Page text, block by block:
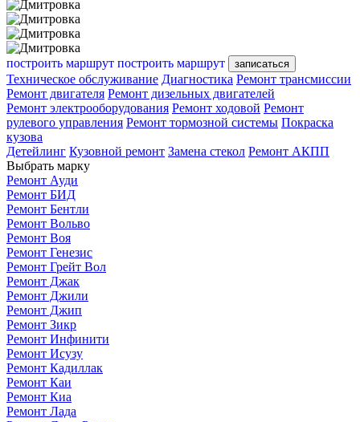
построить маршрут построить маршрут записаться
Техническое обслуживание Диагностика Ремонт трансмиссии
Ремонт двигателя Ремонт дизельных двигателей
Ремонт электрооборудования Ремонт ходовой Ремонт
рулевого управления Ремонт тормозной системы Покраска
кузова
Детейлинг Кузовной ремонт Замена стекол Ремонт АКПП
Выбрать марку
Ремонт Ауди
Ремонт БИД
Ремонт Бентли
Ремонт Вольво
Ремонт Воя
Ремонт Генезис
Ремонт Грейт Вол
Ремонт Джак
Ремонт Джили
Ремонт Джип
Ремонт Зикр
Ремонт Инфинити
Ремонт Исузу
Ремонт Кадиллак
Ремонт Каи
Ремонт Киа
Ремонт Лада